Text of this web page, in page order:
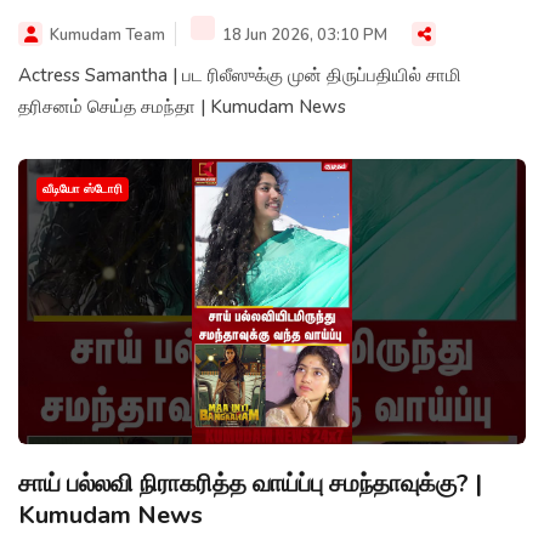
Kumudam Team 18 Jun 2026, 03:10 PM
Actress Samantha | பட ரிலீஸுக்கு முன் திருப்பதியில் சாமி
தரிசனம் செய்த சமந்தா | Kumudam News
வீடியோ ஸ்டோரி
சாய் பல்லவி நிராகரித்த வாய்ப்பு சமந்தாவுக்கு? |
Kumudam News